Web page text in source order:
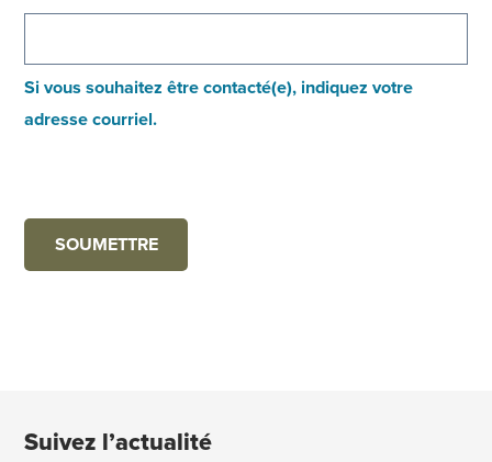
Si vous souhaitez être contacté(e), indiquez votre
adresse courriel.
Suivez l’actualité